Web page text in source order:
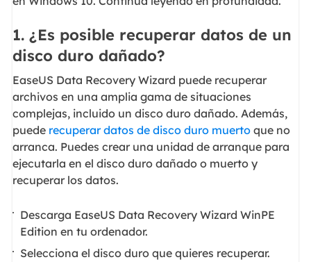
1. ¿Es posible recuperar datos de un
disco duro dañado?
EaseUS Data Recovery Wizard puede recuperar
archivos en una amplia gama de situaciones
complejas, incluido un disco duro dañado. Además,
puede recuperar datos de disco duro muertoque no
arranca. Puedes crear una unidad de arranque para
ejecutarla en el disco duro dañado o muerto y
recuperar los datos.
Descarga EaseUS Data Recovery Wizard WinPE
Edition en tu ordenador.
Selecciona el disco duro que quieres recuperar.